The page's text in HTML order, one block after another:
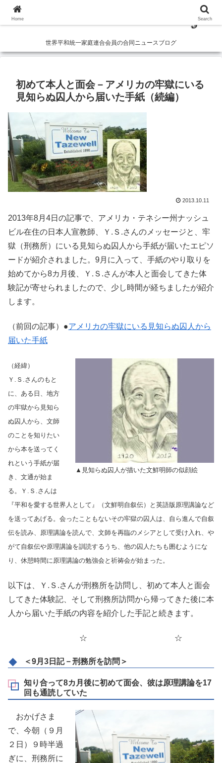
世界平和統一家庭連合会員の合同ニュースブログ
初めて本人と面会－アメリカの牢獄にいる
見知らぬ囚人から届いた手紙（続編）
2013.10.11
2013年8月4日の記事で、アメリカ・テネシー州ナッシュ
ビル在住の日本人宣教師、Ｙ.Ｓ.さんのメッセージと、牢
獄（刑務所）にいる見知らぬ囚人から手紙が届いたエピソ
ードが紹介されました。9月に入って、手紙のやり取りを
始めてから8カ月後、Ｙ.Ｓ.さんが本人と面会してきた体
験記が寄せられましたので、少し時間が経ちましたが紹介
します。
（前回の記事）●アメリカの牢獄にいる見知らぬ囚人から
届いた手紙
▲見知らぬ囚人が描いた文鮮明師の似顔絵
（経緯）
Ｙ.Ｓ.さんのもと
に、ある日、地方
の牢獄から見知ら
ぬ囚人から、文師
のことを知りたい
から本を送ってく
れという手紙が届
き、文通が始ま
る。Ｙ.Ｓ.さんは
『平和を愛する世界人として』（文鮮明自叙伝）と英語版原理講論など
を送ってあげる。会ったこともないその牢獄の囚人は、自ら進んで自叙
伝を読み、原理講論を読んで、文師を再臨のメシアとして受け入れ、や
がて自叙伝や原理講論を訓読するうち、他の囚人たちも囲むようにな
り、休憩時間に原理講論の勉強会と祈祷会が始まった。
以下は、Ｙ.Ｓ.さんが刑務所を訪問し、初めて本人と面会
してきた体験記、そして刑務所訪問から帰ってきた後に本
人から届いた手紙の内容を紹介した手記と続きます。
☆ ☆
＜9月3日記－刑務所を訪問＞
知り合って8カ月後に初めて面会、彼は原理講論を17
回も通読していた
おかげさま
で、今朝（９月
２日）９時半過
ぎに、刑務所に
Home Search